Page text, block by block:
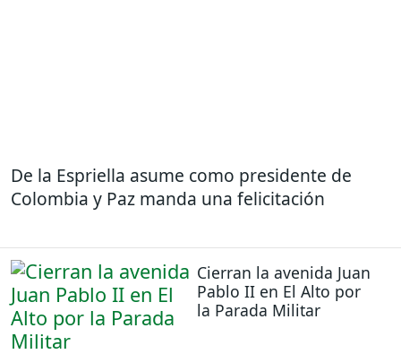
De la Espriella asume como presidente de
Colombia y Paz manda una felicitación
Cierran la avenida Juan
Pablo II en El Alto por
la Parada Militar